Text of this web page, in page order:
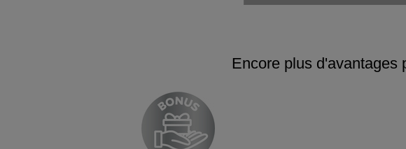
Encore plus d'avantages